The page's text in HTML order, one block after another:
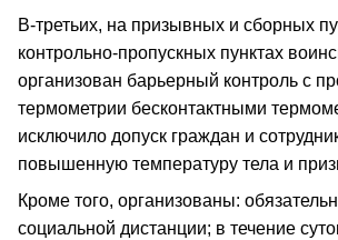
В-третьих, на призывных и сборных
контрольно-пропускных пунктах
организован барьерный контроль с
термометрии бесконтактными
исключило допуск граждан и
повышенную температуру тела и
Кроме того, организованы:
социальной дистанции; в течение